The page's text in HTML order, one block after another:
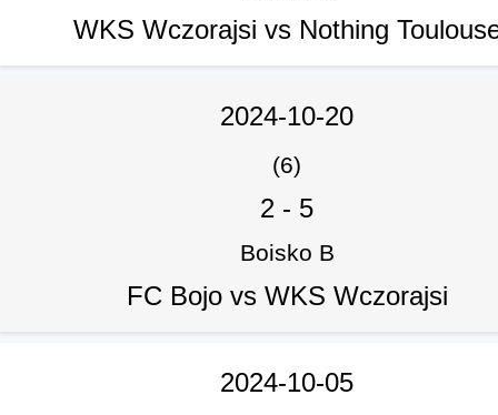
WKS Wczorajsi vs Nothing
2024-10-20
(6)
2 - 5
Boisko B
FC Bojo vs WKS Wczorajsi
2024-10-05